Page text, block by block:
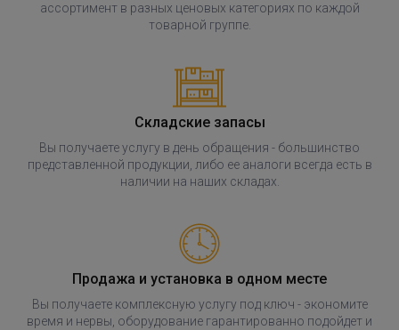
ассортимент в разных ценовых категориях по каждой
товарной группе.
Складские запасы
Вы получаете услугу в день обращения - большинство
представленной продукции, либо ее аналоги всегда есть в
наличии на наших складах.
Продажа и установка в одном месте
Вы получаете комплексную услугу под ключ - экономите
время и нервы, оборудование гарантированно подойдет и